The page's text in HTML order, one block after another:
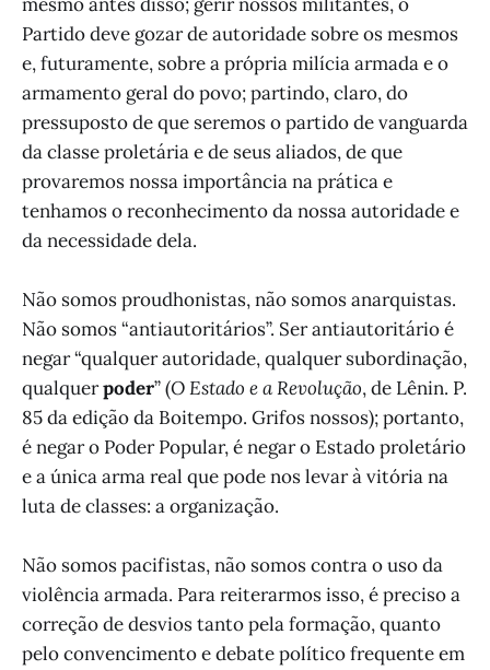
Partido deve gozar de autoridade sobre os mesmos
e, futuramente, sobre a própria milícia armada e o
armamento geral do povo; partindo, claro, do
pressuposto de que seremos o partido de vanguarda
da classe proletária e de seus aliados, de que
provaremos nossa importância na prática e
tenhamos o reconhecimento da nossa autoridade e
da necessidade dela.
Não somos proudhonistas, não somos anarquistas.
Não somos “antiautoritários”. Ser antiautoritário é
negar “qualquer autoridade, qualquer subordinação,
qualquerpoder” (O Estado e a Revolução, de Lênin. P.
85 da edição da Boitempo. Grifos nossos); portanto,
é negar o Poder Popular, é negar o Estado proletário
e a única arma real que pode nos levar à vitória na
luta de classes: a organização.
Não somos pacifistas, não somos contra o uso da
violência armada. Para reiterarmos isso, é preciso a
correção de desvios tanto pela formação, quanto
pelo convencimento e debate político frequente em